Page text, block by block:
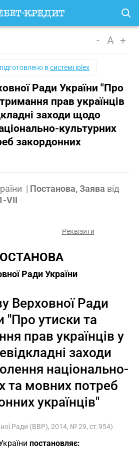
- A +
всистемі iplex
Ради України "Про
прав українців
заходи щодо
культурних
закордонних
| Постанова, Заява від
VII
Реквізити
Ради України
Верховної Ради
"Про утиски та
прав українців у
заходи
національно-
та мовних потреб
українців"
Ради (ВВР), 2014, № 29, ст.954)
постановляє: